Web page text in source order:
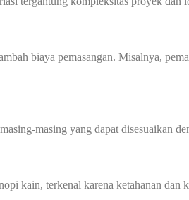
biaya pemasangan. Misalnya,
masing yang dapat disesuaikan
kain, terkenal karena ketahanan dan